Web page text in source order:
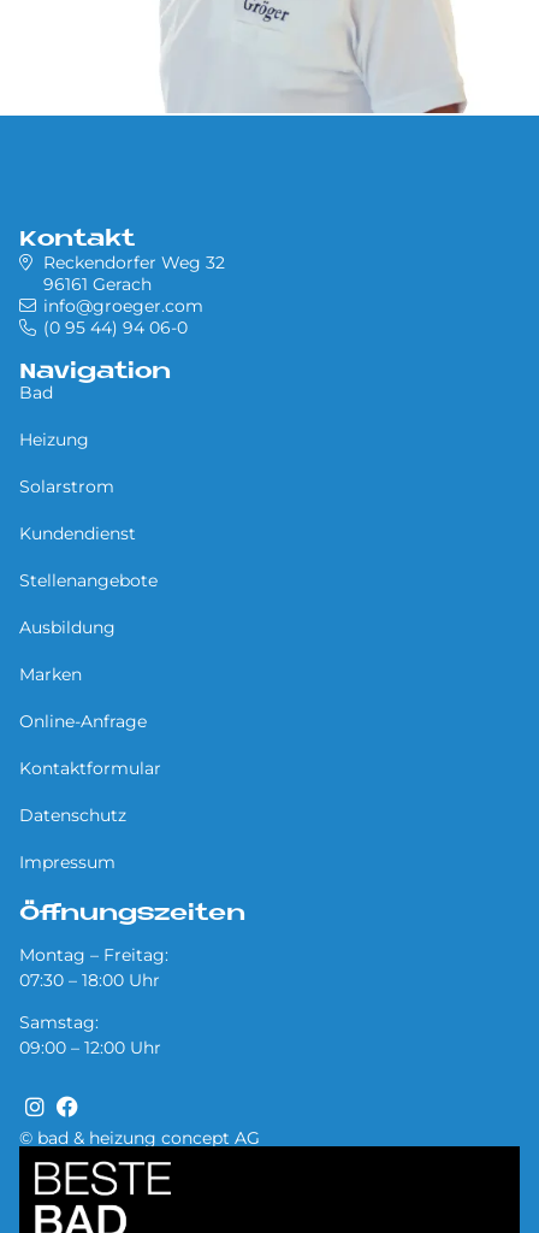
© bad & heizung concept AG
Kontakt
Reckendorfer Weg 32
96161 Gerach
info@groeger.com
(0 95 44) 94 06-0
Navigation
Bad
Heizung
Solarstrom
Kundendienst
Stellenangebote
Ausbildung
Marken
Online-Anfrage
Kontaktformular
Datenschutz
Impressum
Öffnungszeiten
Montag – Freitag:
07:30 – 18:00 Uhr
Samstag:
09:00 – 12:00 Uhr